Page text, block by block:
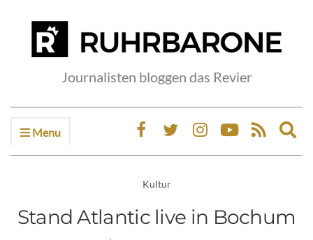
Journalisten bloggen das Revier
Menu
Kultur
Stand Atlantic live in Bochum